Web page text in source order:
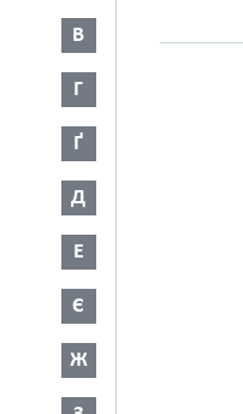
В
Г
Ґ
Д
Е
Є
Ж